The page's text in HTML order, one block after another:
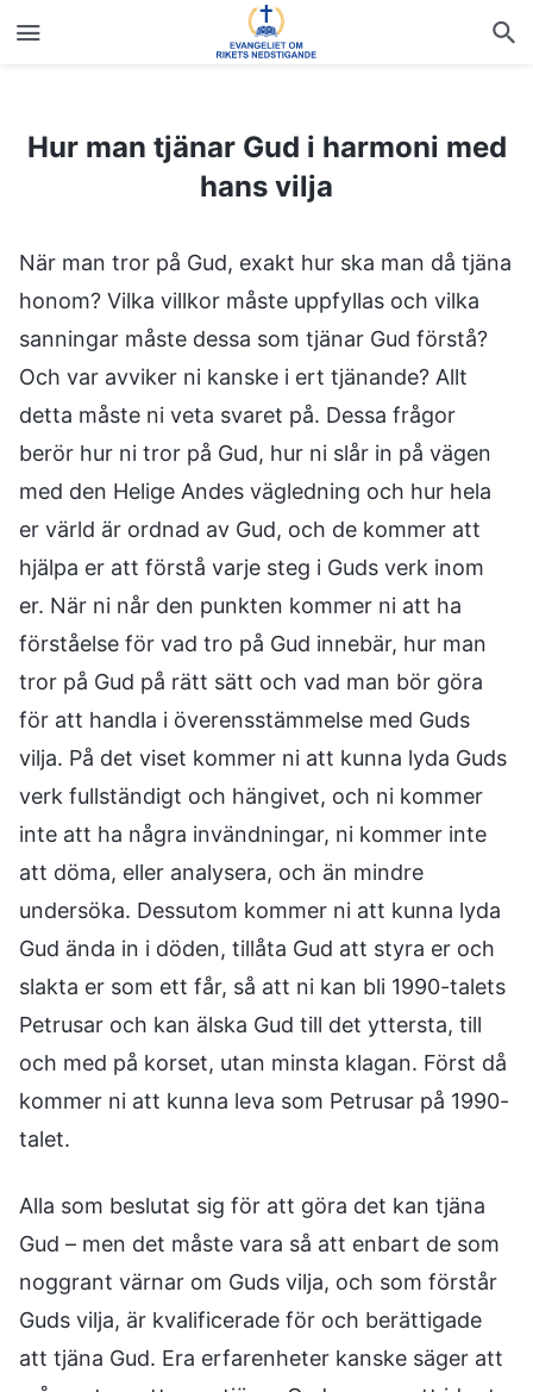
Hur man tjänar Gud i harmoni med hans vilja
Hur man tjänar Gud i harmoni med
hans vilja
När man tror på Gud, exakt hur ska man då tjäna
honom? Vilka villkor måste uppfyllas och vilka
sanningar måste dessa som tjänar Gud förstå?
Och var avviker ni kanske i ert tjänande? Allt
detta måste ni veta svaret på. Dessa frågor
berör hur ni tror på Gud, hur ni slår in på vägen
med den Helige Andes vägledning och hur hela
er värld är ordnad av Gud, och de kommer att
hjälpa er att förstå varje steg i Guds verk inom
er. När ni når den punkten kommer ni att ha
förståelse för vad tro på Gud innebär, hur man
tror på Gud på rätt sätt och vad man bör göra
för att handla i överensstämmelse med Guds
vilja. På det viset kommer ni att kunna lyda Guds
verk fullständigt och hängivet, och ni kommer
inte att ha några invändningar, ni kommer inte
att döma, eller analysera, och än mindre
undersöka. Dessutom kommer ni att kunna lyda
Gud ända in i döden, tillåta Gud att styra er och
slakta er som ett får, så att ni kan bli 1990-talets
Petrusar och kan älska Gud till det yttersta, till
och med på korset, utan minsta klagan. Först då
kommer ni att kunna leva som Petrusar på 1990-
talet.
Alla som beslutat sig för att göra det kan tjäna
Gud – men det måste vara så att enbart de som
noggrant värnar om Guds vilja, och som förstår
Guds vilja, är kvalificerade för och berättigade
att tjäna Gud. Era erfarenheter kanske säger att